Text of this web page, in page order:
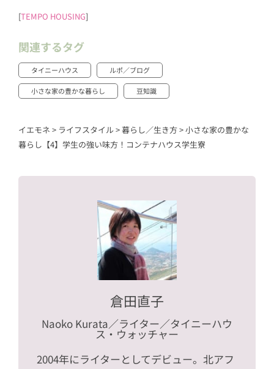
[TEMPO HOUSING]
関連するタグ
タイニーハウス ルポ／ブログ
小さな家の豊かな暮らし 豆知識
イエモネ > ライフスタイル>暮らし／生き方>小さな家の豊かな
暮らし【4】学生の強い味方！コンテナハウス学生寮
倉田直子
Naoko Kurata／ライター／タイニーハウ
ス・ウォッチャー
2004年にライターとしてデビュー。北アフ